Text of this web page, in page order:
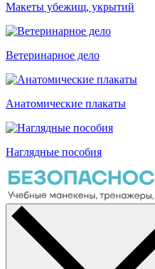
Макеты убежищ, укрытий
Ветеринарное дело
Анатомические плакаты
Наглядные пособия